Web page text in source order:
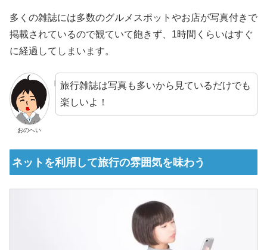
多くの雑誌には多数のグルメスポットやお店が写真付きで
掲載されているので観ていて飽きず、1時間くらいはすぐ
に経過してしまいます。
おのへい
旅行雑誌は写真も多いから見ているだけでも
楽しいよ！
ネットを利用して旅行の雰囲気を味わう